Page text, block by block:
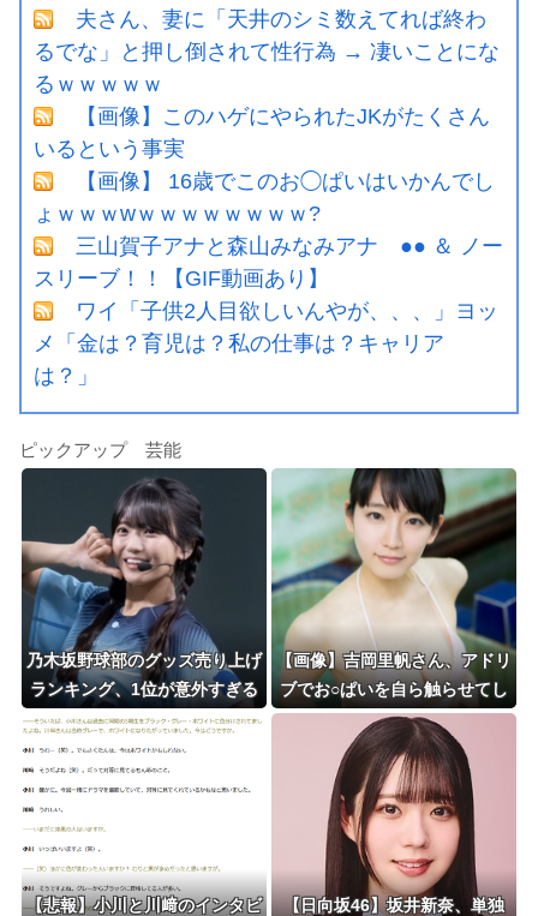
夫さん、妻に「天井のシミ数えてれば終わ
るでな」と押し倒されて性行為 → 凄いことにな
るｗｗｗｗｗ
【画像】このハゲにやられたJKがたくさん
いるという事実
【画像】 16歳でこのお◯ぱいはいかんでし
ょｗｗｗwｗｗｗｗｗｗｗｗ?
三山賀子アナと森山みなみアナ ●● ＆ ノー
スリーブ！！【GIF動画あり】
ワイ「子供2人目欲しいんやが、、、」ヨッ
メ「金は？育児は？私の仕事は？キャリア
は？」
ピックアップ 芸能
乃木坂野球部のグッズ売り上げ
ランキング、1位が意外すぎる
wwwwwwww
【画像】吉岡里帆さん、アドリ
ブでお○ぱいを自ら触らせてし
まうｗｗｗｗｗｗｗ
【悲報】小川と川﨑のインタビ
【日向坂46】坂井新奈、単独